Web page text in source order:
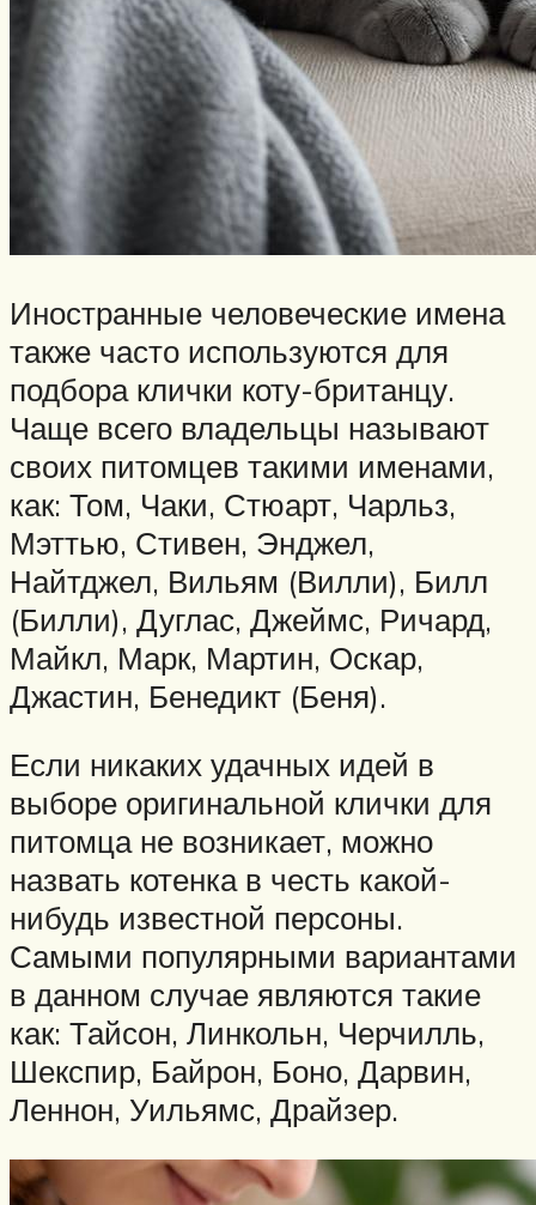
Иностранные человеческие имена
также часто используются для
подбора клички коту-британцу.
Чаще всего владельцы называют
своих питомцев такими именами,
как: Том, Чаки, Стюарт, Чарльз,
Мэттью, Стивен, Энджел,
Найтджел, Вильям (Вилли), Билл
(Билли), Дуглас, Джеймс, Ричард,
Майкл, Марк, Мартин, Оскар,
Джастин, Бенедикт (Беня).
Если никаких удачных идей в
выборе оригинальной клички для
питомца не возникает, можно
назвать котенка в честь какой-
нибудь известной персоны.
Самыми популярными вариантами
в данном случае являются такие
как: Тайсон, Линкольн, Черчилль,
Шекспир, Байрон, Боно, Дарвин,
Леннон, Уильямс, Драйзер.